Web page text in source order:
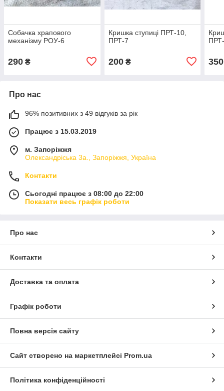
Собачка храпового
механізму РОУ-6
290 ₴
Кришка ступиці ПРТ-10,
ПРТ-7
200₴ 350
Про нас
96% позитивних з 49 відгуків за рік
Працює з 15.03.2019
м. Запоріжжя
Олександріська 3а., Запоріжжя, Україна
Контакти
Сьогодні працює з 08:00 до 22:00
Показати весь графік роботи
Про нас
Контакти
Доставка та оплата
Графік роботи
Повна версія сайту
Сайт створено на маркетплейсі Prom.ua
Політика конфіденційності